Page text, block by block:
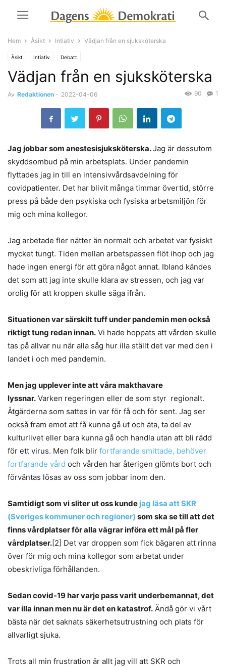
Hem Åsikt Intiativ Vädjan från en sjuksköterska
Åsikt Intiativ Debatt
Vädjan från en sjuksköterska
Av Redaktionen - 2022-04-06 1
90
Jag jobbar som anestesisjuksköterska.Jag är dessutom
skyddsombud på min arbetsplats. Under pandemin
flyttades jag in till en ​​intensivvårdsavdelning för
covidpatienter. Det har blivit många timmar övertid, större
press på både den psykiska och fysiska arbetsmiljön för
mig och mina kollegor.
Jag arbetade fler nätter än normalt och arbetet var fysiskt
mycket tungt. Tiden mellan arbetspassen flöt ihop och jag
hade ingen energi för att göra något annat. Ibland kändes
det som att jag inte skulle klara av stressen, och jag var
orolig för att kroppen skulle säga ifrån.
Situationen var särskilt tuff under pandemin men också
riktigt tung redan innan. Vi hade hoppats att vården skulle
tas på allvar nu när alla såg hur illa ställt det var med den i
landet i och med pandemin.
Men jag upplever inte att våra makthavare
lyssnar. Varken regeringen eller de som styr regionalt.
Åtgärderna som sattes in var för få och för sent. Jag ser
också fram emot att få kunna gå ut och äta, ta del av
kulturlivet eller bara kunna gå och handla utan att bli rädd
för ett virus. Men folk blir fortfarande smittade, behöver
fortfarande vård och vården har återigen glömts bort och
förväntas lösas av oss som jobbar inom den.
Samtidigt som vi sliter ut oss kunde jag läsa att SKR
(Sveriges kommuner och regioner) som ska se till att det
finns vårdplatser för alla vägrar införa ett mål på fler
vårdplatser.[2] Det var droppen som fick bägaren att rinna
över för mig och mina kollegor som arbetat under
obeskrivliga förhållanden.
Sedan covid-19 har varje pass varit underbemannat, det
var illa innan men nu är det en katastrof. Ändå gör vi vårt
bästa när det saknats säkerhetsutrustning och plats för
allvarligt sjuka.
Trots all min frustration är allt jag vill att SKR och